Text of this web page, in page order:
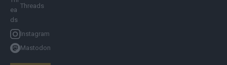
Threads
Instagram
Mastodon